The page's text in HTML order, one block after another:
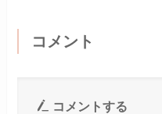
コメント
コメントする